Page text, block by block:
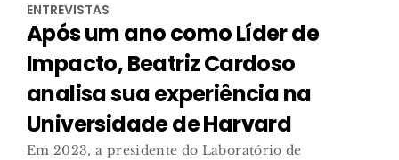
ENTREVISTAS
Após um ano como Líder de
Impacto, Beatriz Cardoso
analisa sua experiência na
Universidade de Harvard
Em 2023, a presidente do Laboratório de